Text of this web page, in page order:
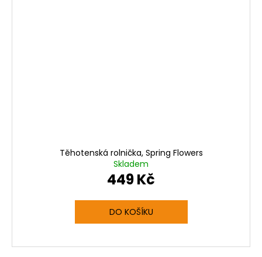
Těhotenská rolnička, Spring Flowers
Skladem
449 Kč
DO KOŠÍKU